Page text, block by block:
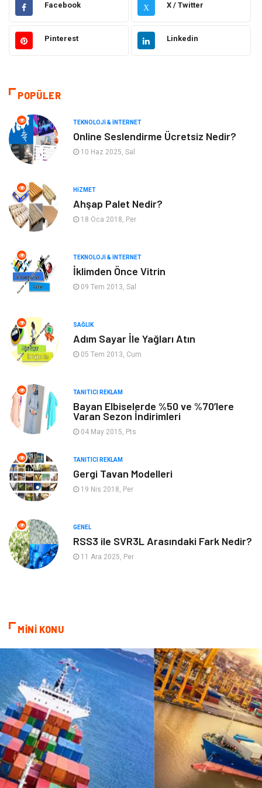
Hukuk Elektrik Elektronik
Güzellik & Bakım Moda
Giyim
Otomotiv Makine
Gıda
Gayrimenkul
Anne & Çocuk
Bilgisayar & Yazılım Keyif & Hobi
Tatil
Ev İşleri Organizasyon
Sigorta Aksesuar
Mobilya
Bebek Giyim
Doğal Enerji Kaynakları
Facebook X X / Twitter
Pinterest Linkedin
POPÜLER
TEKNOLOJI & İNTERNET
Online Seslendirme Ücretsiz Nedir?
10 Haz 2025, Sal
HIZMET
Ahşap Palet Nedir?
18 Oca 2018, Per
TEKNOLOJI & İNTERNET
İklimden Önce Vitrin
09 Tem 2013, Sal
SAĞLIK
Adım Sayar İle Yağları Atın
05 Tem 2013, Cum
TANITICI REKLAM
Bayan Elbiselerde %50 ve %70’lere
Varan Sezon İndirimleri
04 May 2015, Pts
TANITICI REKLAM
Gergi Tavan Modelleri
19 Nis 2018, Per
GENEL
RSS3 ile SVR3L Arasındaki Fark Nedir?
11 Ara 2025, Per
MİNİ KONU